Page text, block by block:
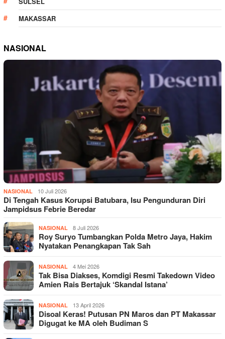
MAKASSAR
NASIONAL
NASIONAL 10 Juli 2026
Di Tengah Kasus Korupsi Batubara, Isu Pengunduran Diri
Jampidsus Febrie Beredar
NASIONAL 8 Juli 2026
Roy Suryo Tumbangkan Polda Metro Jaya, Hakim
Nyatakan Penangkapan Tak Sah
NASIONAL 4 Mei 2026
Tak Bisa Diakses, Komdigi Resmi Takedown Video
Amien Rais Bertajuk ‘Skandal Istana’
NASIONAL 13 April 2026
Disoal Keras! Putusan PN Maros dan PT Makassar
Digugat ke MA oleh Budiman S